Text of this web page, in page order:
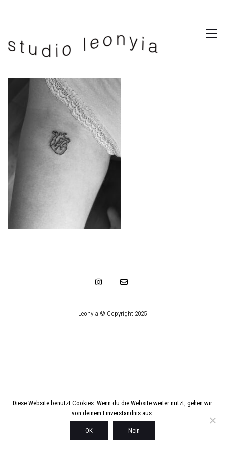
Leonyia © Copyright 2025
Diese Website benutzt Cookies. Wenn du die Website weiter nutzt, gehen wir
von deinem Einverständnis aus.
OK Nein